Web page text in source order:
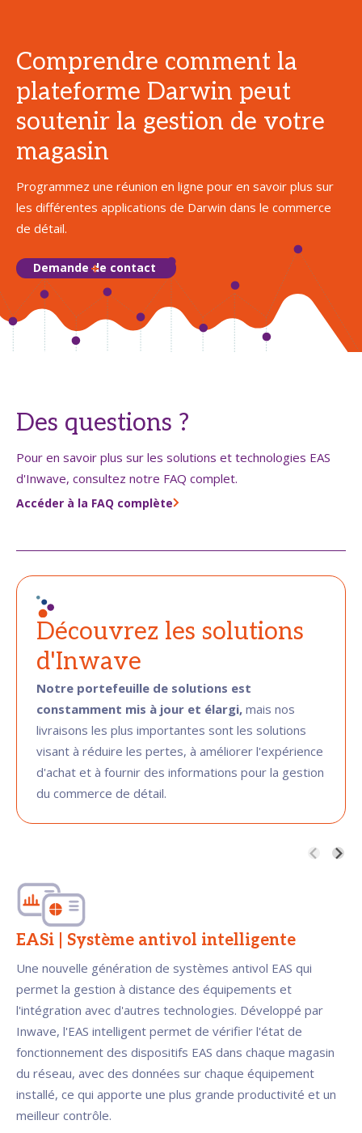
Comprendre comment la
plateforme Darwin peut
soutenir la gestion de votre
magasin
Programmez une réunion en ligne pour en savoir plus sur
les différentes applications de Darwin dans le commerce
de détail.
Demande de contact
Des questions ?
Pour en savoir plus sur les solutions et technologies EAS
d'Inwave, consultez notre FAQ complet.
Accéder à la FAQ complète
Découvrez les solutions
d'Inwave
Notre portefeuille de solutions est
constamment mis à jour et élargi, mais nos
livraisons les plus importantes sont les solutions
visant à réduire les pertes, à améliorer l'expérience
d'achat et à fournir des informations pour la gestion
du commerce de détail.
EASi | Système antivol intelligente
Une nouvelle génération de systèmes antivol EAS qui
permet la gestion à distance des équipements et
l'intégration avec d'autres technologies. Développé par
Inwave, l'EAS intelligent permet de vérifier l'état de
fonctionnement des dispositifs EAS dans chaque magasin
du réseau, avec des données sur chaque équipement
installé, ce qui apporte une plus grande productivité et un
meilleur contrôle.